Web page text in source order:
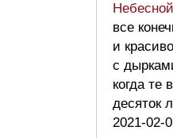
все
и
с
когда те
десяток
2021-02-